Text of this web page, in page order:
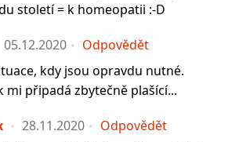
století = k homeopatii :-D
05.12.2020
Odpovědět
kdy jsou opravdu nutné.
mi připadá zbytečně plašící...
28.11.2020
Odpovědět